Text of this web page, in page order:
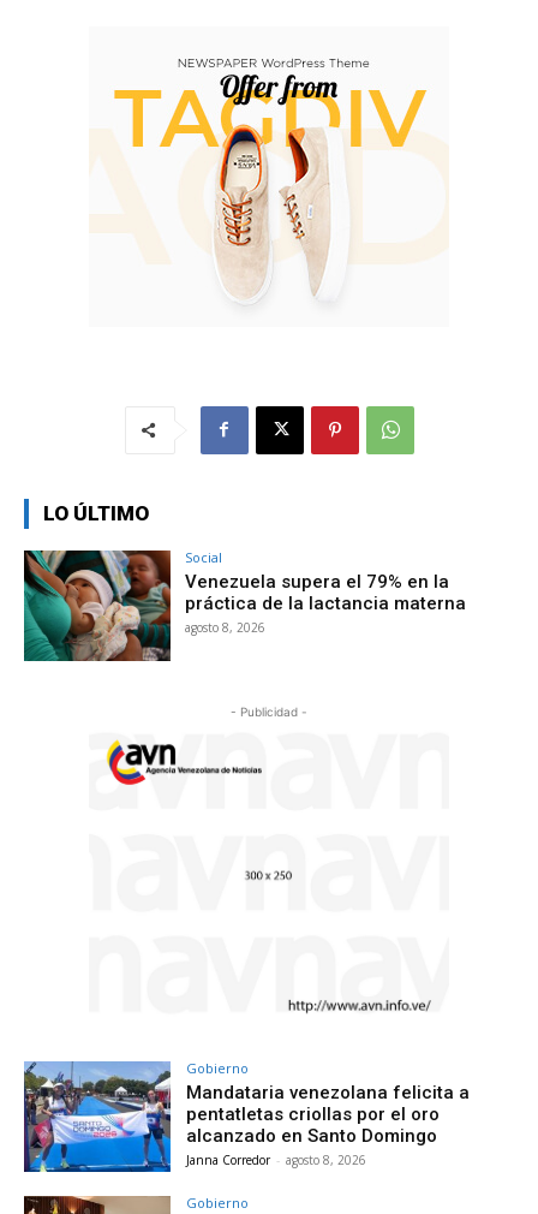
LO ÚLTIMO
Social
Venezuela supera el 79% en la
práctica de la lactancia materna
agosto 8, 2026
- Publicidad -
Gobierno
Mandataria venezolana felicita a
pentatletas criollas por el oro
alcanzado en Santo Domingo
Janna Corredor - agosto 8, 2026
Gobierno